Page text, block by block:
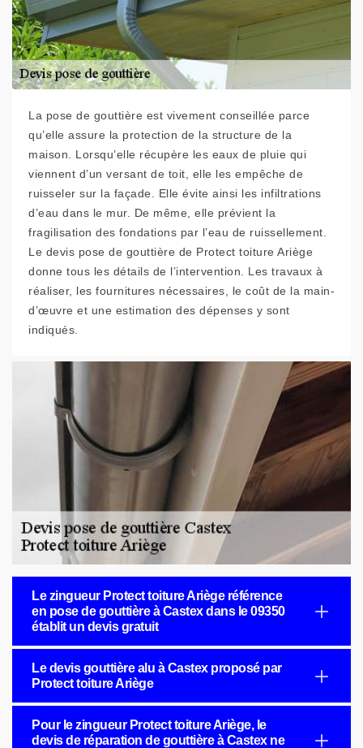
La pose de gouttière est vivement conseillée parce
qu’elle assure la protection de la structure de la
maison. Lorsqu’elle récupère les eaux de pluie qui
viennent d’un versant de toit, elle les empêche de
ruisseler sur la façade. Elle évite ainsi les infiltrations
d’eau dans le mur. De même, elle prévient la
fragilisation des fondations par l’eau de ruissellement.
Le devis pose de gouttière de Protect toiture Ariège
donne tous les détails de l’intervention. Les travaux à
réaliser, les fournitures nécessaires, le coût de la main-
d’œuvre et une estimation des dépenses y sont
indiqués.
Le zingueur Protect toiture Ariège référence
en pose de gouttière à Castex dans le 09350
établit un devis gratuit
Le devis gouttière alu à Castex proposé par
Protect toiture Ariège
Pour le zingueur Protect toiture Ariège, le
devis de réparation de gouttière à Castex ne